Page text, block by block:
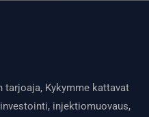
tarjoaja, Kykymme kattavat
injektiomuovaus,